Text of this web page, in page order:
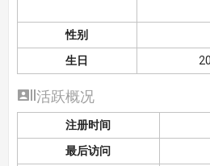
性别
生日
活跃概况
注册时间
最后访问